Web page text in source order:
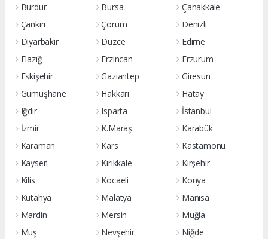
Burdur
Bursa
Çanakkale
Çankırı
Çorum
Denizli
Diyarbakır
Düzce
Edirne
Elazığ
Erzincan
Erzurum
Eskişehir
Gaziantep
Giresun
Gümüşhane
Hakkari
Hatay
Iğdır
Isparta
İstanbul
İzmir
K.Maraş
Karabük
Karaman
Kars
Kastamonu
Kayseri
Kırıkkale
Kırşehir
Kilis
Kocaeli
Konya
Kütahya
Malatya
Manisa
Mardin
Mersin
Muğla
Muş
Nevşehir Niğde